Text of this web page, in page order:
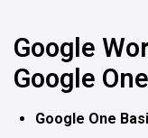
Google
Google One
Google One